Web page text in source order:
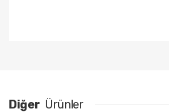
Diğer Ürünler